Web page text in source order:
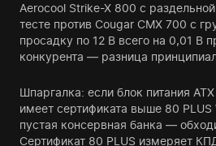
Aerocool Strike-X 800 с
тесте против Cougar CMX 700 с
просадку по 12 В всего на 0,01 В
конкурента — разница
Шпаргалка: если блок питания
имеет сертификата выше 80 PLUS
пустая консервная банка —
Сертификат 80 PLUS измеряет